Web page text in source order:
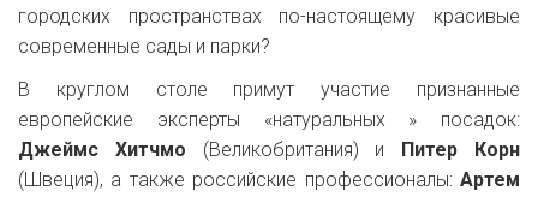
городских пространствах по-настоящему красивые
современные сады и парки?
В круглом столе примут участие признанные
европейские эксперты «натуральных » посадок:
Джеймс Хитчмо (Великобритания) и Питер Корн
(Швеция), а также российские профессионалы: Артем